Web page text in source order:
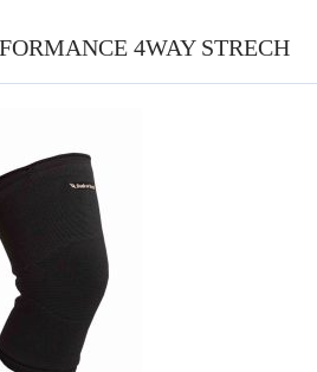
4WAY STRECH